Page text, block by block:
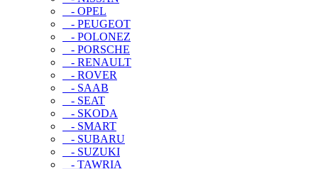
- OPEL
- PEUGEOT
- POLONEZ
- PORSCHE
- RENAULT
- ROVER
- SAAB
- SEAT
- SKODA
- SMART
- SUBARU
- SUZUKI
- TAWRIA